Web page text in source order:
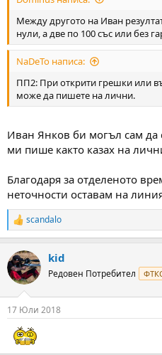
Между другото на Иван
нули, а две по 100 със или без
NaDeTo написа:
ПП2: При открити грешки или
може да пишете на лични.
Иван Янков би могъл сам да
ми пише както казах на
Благодаря за отделеното
неточности оставам на
R
e
c
t
i
s
scandalo
kid
Редовен Потребител
17 Юли 2018